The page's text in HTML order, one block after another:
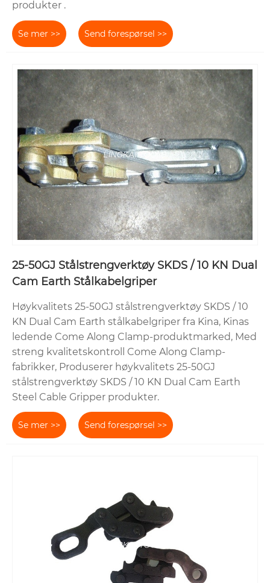
produkter .
Se mer >> Send forespørsel >>
25-50GJ Stålstrengverktøy SKDS / 10 KN Dual
Cam Earth Stålkabelgriper
Høykvalitets 25-50GJ stålstrengverktøy SKDS / 10
KN Dual Cam Earth stålkabelgriper fra Kina, Kinas
ledende Come Along Clamp-produktmarked, Med
streng kvalitetskontroll Come Along Clamp-
fabrikker, Produserer høykvalitets 25-50GJ
stålstrengverktøy SKDS / 10 KN Dual Cam Earth
Steel Cable Gripper produkter.
Se mer >> Send forespørsel >>